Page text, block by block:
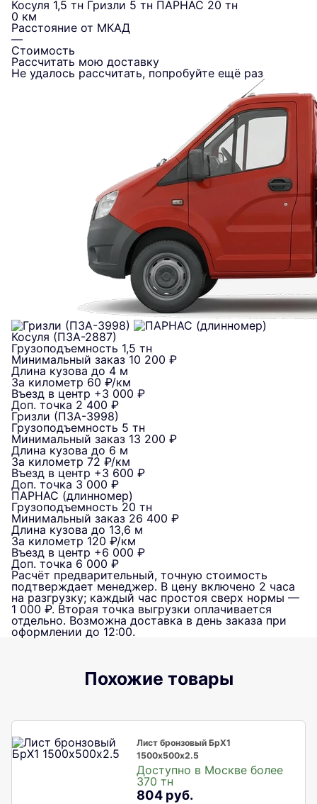
Косуля 1,5 тн Гризли 5 тн ПАРНАС 20 тн
0 км
Расстояние от МКАД
—
Стоимость
Рассчитать мою доставку
Не удалось рассчитать, попробуйте ещё раз
Косуля (ПЗА-2887)
Грузоподъемность 1,5 тн
Минимальный заказ 10 200 ₽
Длина кузова до 4 м
За километр 60 ₽/км
Въезд в центр +3 000 ₽
Доп. точка 2 400 ₽
Гризли (ПЗА-3998)
Грузоподъемность 5 тн
Минимальный заказ 13 200 ₽
Длина кузова до 6 м
За километр 72 ₽/км
Въезд в центр +3 600 ₽
Доп. точка 3 000 ₽
ПАРНАС (длинномер)
Грузоподъемность 20 тн
Минимальный заказ 26 400 ₽
Длина кузова до 13,6 м
За километр 120 ₽/км
Въезд в центр +6 000 ₽
Доп. точка 6 000 ₽
Расчёт предварительный, точную стоимость
подтверждает менеджер. В цену включено 2 часа
на разгрузку; каждый час простоя сверх нормы —
1 000 ₽. Вторая точка выгрузки оплачивается
отдельно. Возможна доставка в день заказа при
оформлении до 12:00.
Похожие товары
Лист бронзовый БрХ1
1500х500х2.5
Доступно в Москве более
370 тн
804 руб.